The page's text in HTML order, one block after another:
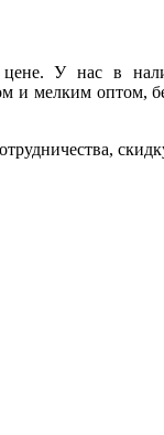
У нас в
и мелким оптом,